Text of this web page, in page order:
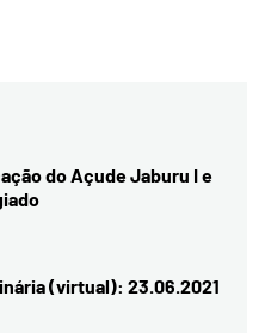
do Açude Jaburu I e
(virtual): 23.06.2021